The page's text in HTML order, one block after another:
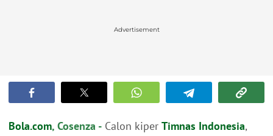
Advertisement
Bola.com, Cosenza - Calon kiper Timnas Indonesia,